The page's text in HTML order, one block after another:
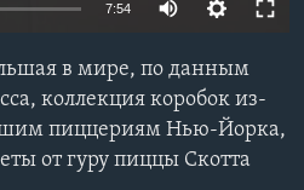
360p
7:54
360p
480p
в мире, по данным
коллекция коробок из-
пиццериям Нью-Йорка,
от гуру пиццы Скотта